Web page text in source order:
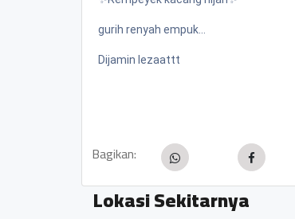
gurih renyah empuk...
Dijamin lezaattt
Bagikan:
Lokasi Sekitarnya